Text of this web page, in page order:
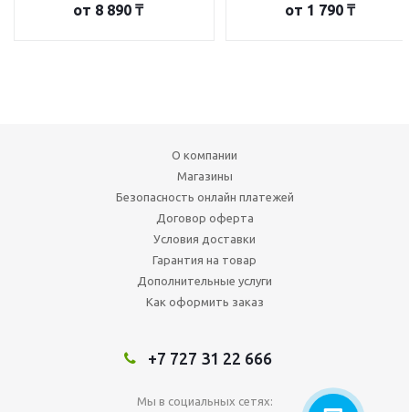
от 8 890 ₸ от 1 790 ₸
О компании
Магазины
Безопасность онлайн платежей
Договор оферта
Условия доставки
Гарантия на товар
Дополнительные услуги
Как оформить заказ
+7 727 31 22 666
Мы в социальных сетях: